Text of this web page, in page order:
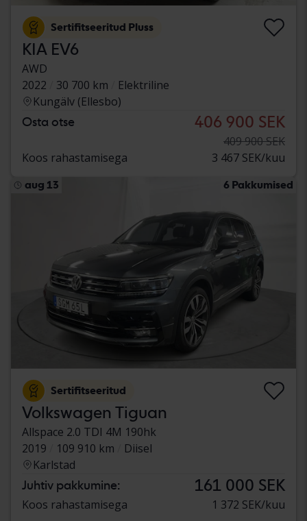
Sertifitseeritud Pluss
KIA EV6
AWD
2022
30 700 km
Elektriline
Kungälv (Ellesbo)
Osta otse 406 900 SEK
409 900 SEK
Koos rahastamisega
3 467 SEK/kuu
aug 13 6 Pakkumised
Sertifitseeritud
Volkswagen Tiguan
Allspace 2.0 TDI 4M 190hk
2019
109 910 km
Diisel
Karlstad
Juhtiv pakkumine: 161 000 SEK
Koos rahastamisega 1 372 SEK/kuu